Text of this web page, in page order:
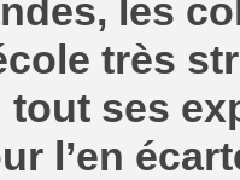
les
très
tout ses
l’en